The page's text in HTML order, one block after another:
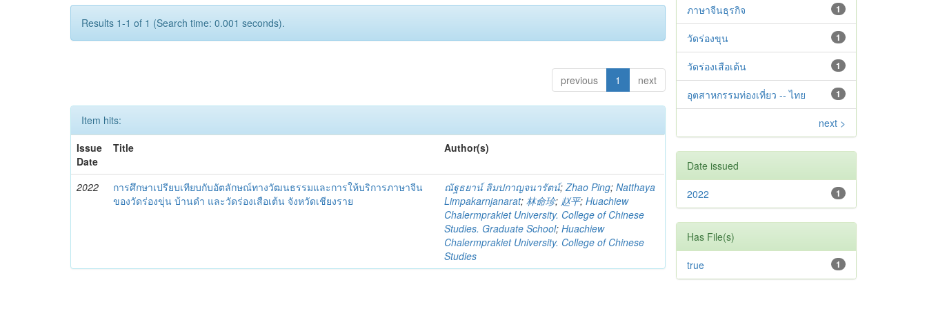
Results 1-1 of 1 (Search time: 0.001 seconds).
previous 1 next
Item hits:
Issue
Date
Title Author(s)
2022
การศึกษาเปรียบเทียบกับอัตลักษณ์ทางวัฒนธรรมและการให้บริการภาษาจีน
ของวัดร่องขุ่น บ้านดำ และวัดร่องเสือเต้น จังหวัดเชียงราย
ณัฐธยาน์ ลิมปกาญจนารัตน์;Zhao Ping;Natthaya
Limpakarnjanarat;林命珍; 赵平;Huachiew
Chalermprakiet University. College of Chinese
Studies. Graduate School;Huachiew
Chalermprakiet University. College of Chinese
Studies
1
ภาษาจีนธุรกิจ
1
วัดร่องขุน
1
วัดร่องเสือเต้น
1
อุตสาหกรรมท่องเที่ยว -- ไทย
next >
Date issued
1
2022
Has File(s)
1
true